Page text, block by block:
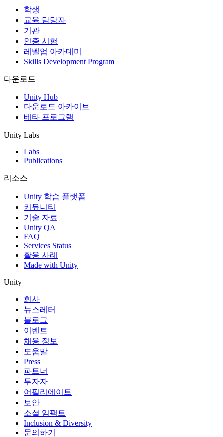
인디 게임
소규모 팀으로 대작 게임을 출시하세요.
XR 게임
여러 플랫폼에서 XR 게임을 출시하세요.
멀티플레이어 게임
멀티플레이어 게임 개발을 간소화하세요.
학생
교육 담당자
기관
인증 시험
레벨업 아카데미
Skills Development Program
다운로드
Unity Hub
다운로드 아카이브
베타 프로그램
Unity Labs
Labs
Publications
리소스
Unity 학습 플랫폼
커뮤니티
기술 자료
Unity QA
FAQ
Services Status
활용 사례
Made with Unity
Unity
회사
뉴스레터
블로그
이벤트
채용 정보
도움말
Press
파트너
투자자
어필리에이트
보안
소셜 임팩트
Inclusion & Diversity
문의하기